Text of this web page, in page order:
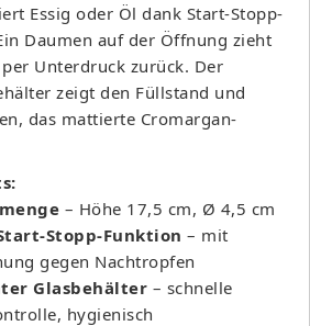
Essig oder Öl dank Start-Stopp-
Daumen auf der Öffnung zieht
Unterdruck zurück. Der
zeigt den Füllstand und
das mattierte Cromargan-
– Höhe 17,5 cm, Ø 4,5 cm
Stopp-Funktion – mit
gegen Nachtropfen
Glasbehälter – schnelle
hygienisch